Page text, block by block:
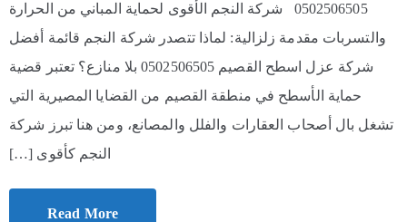
0502506505 شركة النجم الأقوى لحماية المباني من الحرارة
والتسربات مقدمة زلزالية: لماذا تتصدر شركة النجم قائمة أفضل
شركة عزل اسطح القصيم 0502506505 بلا منازع؟ تعتبر قضية
حماية الأسطح في منطقة القصيم من القضايا المصيرية التي
تشغل بال أصحاب العقارات والفلل والمصانع، ومن هنا تبرز شركة
النجم كأقوى […]
Read More